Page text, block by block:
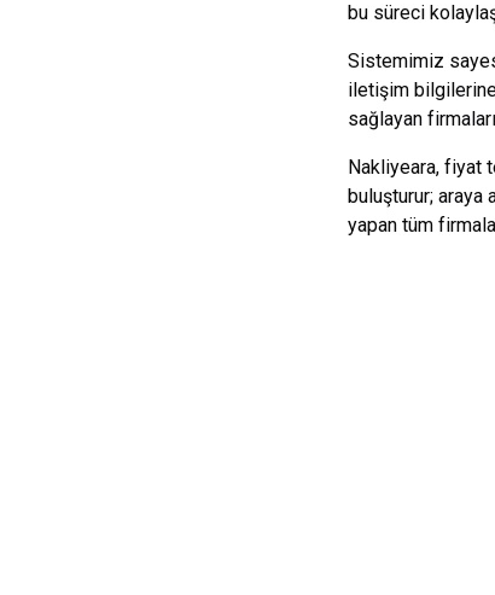
bu süreci
Sistemimiz
iletişim
sağlayan
Nakliyeara, fiyat
buluşturur; araya
yapan tüm